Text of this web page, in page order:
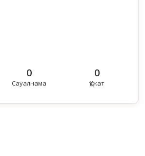
0
Сауалнама
0
Құжат